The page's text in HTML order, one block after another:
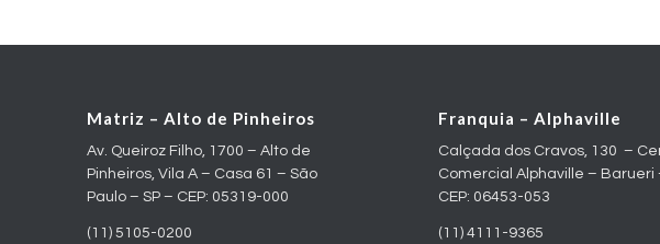
Matriz – Alto de Pinheiros
Av. Queiroz Filho, 1700 – Alto de
Pinheiros, Vila A – Casa 61 – São
Paulo – SP – CEP: 05319-000
(11) 5105-0200
Franquia – Alphaville
Calçada dos Cravos, 130 –
Comercial Alphaville – Barueri
CEP: 06453-053
(11) 4111-9365